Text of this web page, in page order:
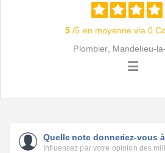
5 /5 en moyenne via 0
Plombier, Mandelieu-
Quelle note donneriez-vous à
Influencez par votre opinion des